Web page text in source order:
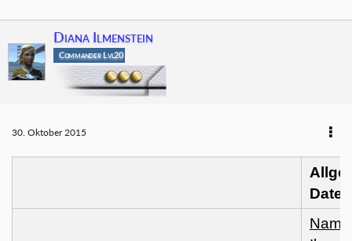
Diana Ilmenstein
Commander Lvl20
30. Oktober 2015
Daten
Name